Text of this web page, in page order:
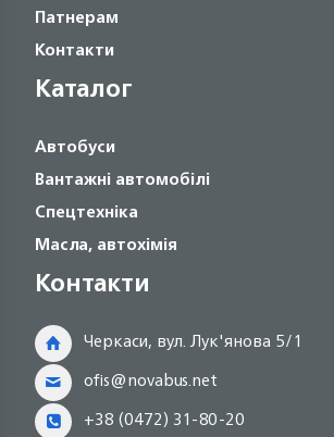
Патнерам
Контакти
Каталог
Автобуси
Вантажні автомобілі
Спецтехніка
Масла, автохімія
Контакти
Черкаси, вул. Лук'янова 5/1
ofis@novabus.net
+38 (0472) 31-80-20